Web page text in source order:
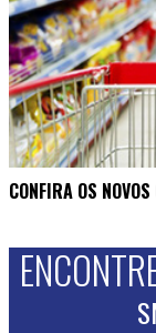
CONFIRA OS